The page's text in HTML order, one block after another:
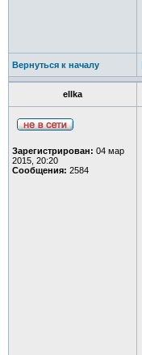
Вернуться к началу
ellka
Зарегистрирован: 04 мар
2015, 20:20
Сообщения: 2584